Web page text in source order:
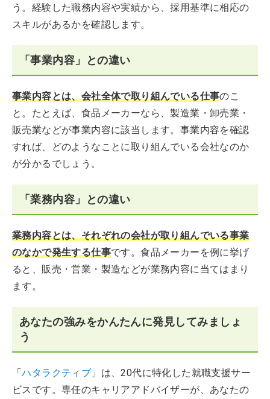
う。経験した職務内容や実績から、採用基準に相応の
スキルがあるかを確認します。
「事業内容」との違い
事業内容とは、会社全体で取り組んでいる仕事のこ
と。たとえば、食品メーカーなら、製造業・卸売業・
販売業などが事業内容に該当します。事業内容を確認
すれば、どのようなことに取り組んでいる会社なのか
が分かるでしょう。
「業務内容」との違い
業務内容とは、それぞれの会社が取り組んでいる事業
のなかで発生する仕事です。食品メーカーを例に挙げ
ると、販売・営業・製造などが業務内容に当てはまり
ます。
あなたの強みをかんたんに発見してみましょ
う
「ハタラクティブ 」は、20代に特化した就職支援サー
ビスです。専任のキャリアアドバイザーが、あなたの